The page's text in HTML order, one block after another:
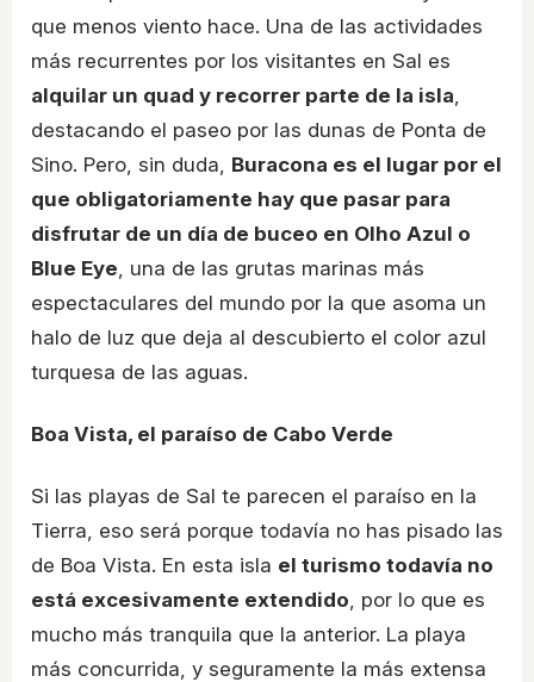
que menos viento hace. Una de las actividades
más recurrentes por los visitantes en Sal es
alquilar un quad y recorrer parte de la isla,
destacando el paseo por las dunas de Ponta de
Sino. Pero, sin duda, Buracona es el lugar por el
que obligatoriamente hay que pasar para
disfrutar de un día de buceo en Olho Azul o
Blue Eye, una de las grutas marinas más
espectaculares del mundo por la que asoma un
halo de luz que deja al descubierto el color azul
turquesa de las aguas.
Boa Vista, el paraíso de Cabo Verde
Si las playas de Sal te parecen el paraíso en la
Tierra, eso será porque todavía no has pisado las
de Boa Vista. En esta isla el turismo todavía no
está excesivamente extendido , por lo que es
mucho más tranquila que la anterior. La playa
más concurrida, y seguramente la más extensa